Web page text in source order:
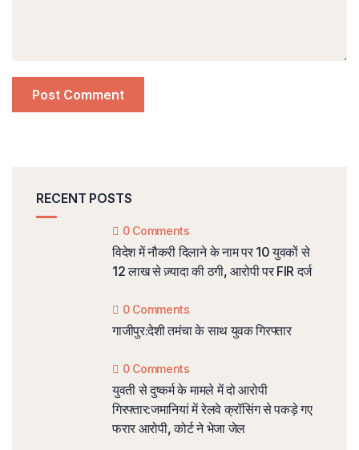
RECENT POSTS
0 Comments
विदेश में नौकरी दिलाने के नाम पर 10 युवकों से
12 लाख से ज़्यादा की ठगी, आरोपी पर FIR दर्ज
0 Comments
गाजीपुर:देशी तमंचा के साथ युवक गिरफ्तार
0 Comments
युवती से दुष्कर्म के मामले में दो आरोपी
गिरफ्तार:जमानियां में रेलवे क्रॉसिंग से पकड़े गए
फरार आरोपी, कोर्ट ने भेजा जेल